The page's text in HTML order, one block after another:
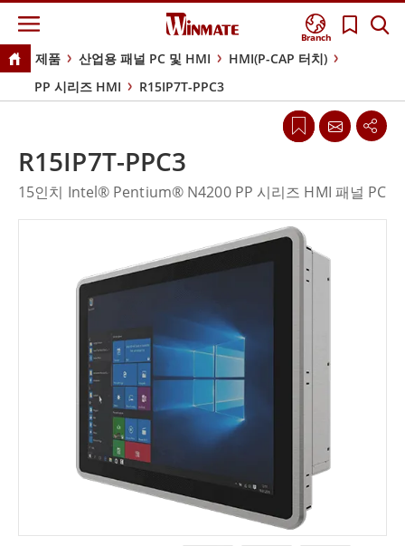
Branch
제품 산업용 패널 PC 및 HMI
HMI(P-CAP 터치)
PP 시리즈 HMI
R15IP7T-PPC3
R15IP7T-PPC3
15인치 Intel® Pentium® N4200 PP 시리즈 HMI 패널 PC